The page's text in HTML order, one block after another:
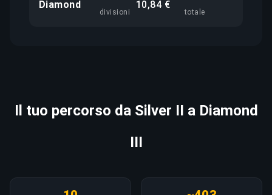
Diamond
divisioni
10,84 €
totale
Il tuo percorso da Silver II a Diamond
III